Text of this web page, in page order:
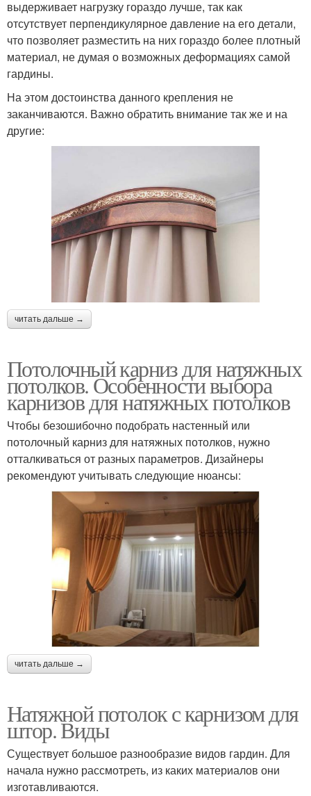
выдерживает нагрузку гораздо лучше, так как
отсутствует перпендикулярное давление на его детали,
что позволяет разместить на них гораздо более плотный
материал, не думая о возможных деформациях самой
гардины.
На этом достоинства данного крепления не
заканчиваются. Важно обратить внимание так же и на
другие:
читать дальше →
Потолочный карниз для натяжных
потолков. Особенности выбора
карнизов для натяжных потолков
Чтобы безошибочно подобрать настенный или
потолочный карниз для натяжных потолков, нужно
отталкиваться от разных параметров. Дизайнеры
рекомендуют учитывать следующие нюансы:
читать дальше →
Натяжной потолок с карнизом для
штор. Виды
Существует большое разнообразие видов гардин. Для
начала нужно рассмотреть, из каких материалов они
изготавливаются.